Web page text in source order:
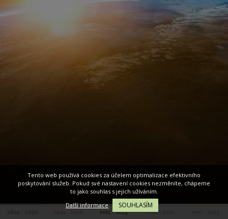
2011 - 2015 2016 - 2021
Tento web používá cookies za účelem optimalizace efektivního
poskytování služeb. Pokud své nastavení cookies nezměníte, chápeme
to jako souhlas s jejich užíváním.
Další informace
SOUHLASÍM